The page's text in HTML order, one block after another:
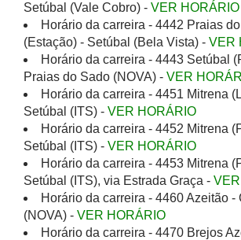
Setúbal (Vale Cobro) - VER HORÁRIO
Horário da carreira - 4442 Praias
(Estação) - Setúbal (Bela Vista) - VER
Horário da carreira - 4443 Setúbal
Praias do Sado (NOVA) - VER
Horário da carreira - 4451 Mitrena
Setúbal (ITS) - VER HORÁRIO
Horário da carreira - 4452 Mitrena
Setúbal (ITS) - VER HORÁRIO
Horário da carreira - 4453 Mitrena
Setúbal (ITS), via Estrada Graça -
Horário da carreira - 4460 Azeitão -
(NOVA) - VER HORÁRIO
Horário da carreira - 4470 Brejos